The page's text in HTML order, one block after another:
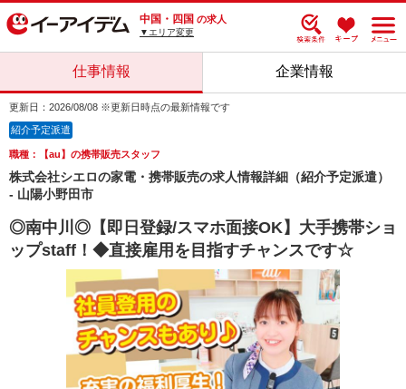
中国・四国 の求人
▼エリア変更
仕事情報 企業情報
更新日：2026/08/08 ※更新日時点の最新情報です
紹介予定派遣
職種：【au】の携帯販売スタッフ
株式会社シエロの家電・携帯販売の求人情報詳細（紹介予定派遣）
- 山陽小野田市
◎南中川◎【即日登録/スマホ面接OK】大手携帯ショ
ップstaff！◆直接雇用を目指すチャンスです☆